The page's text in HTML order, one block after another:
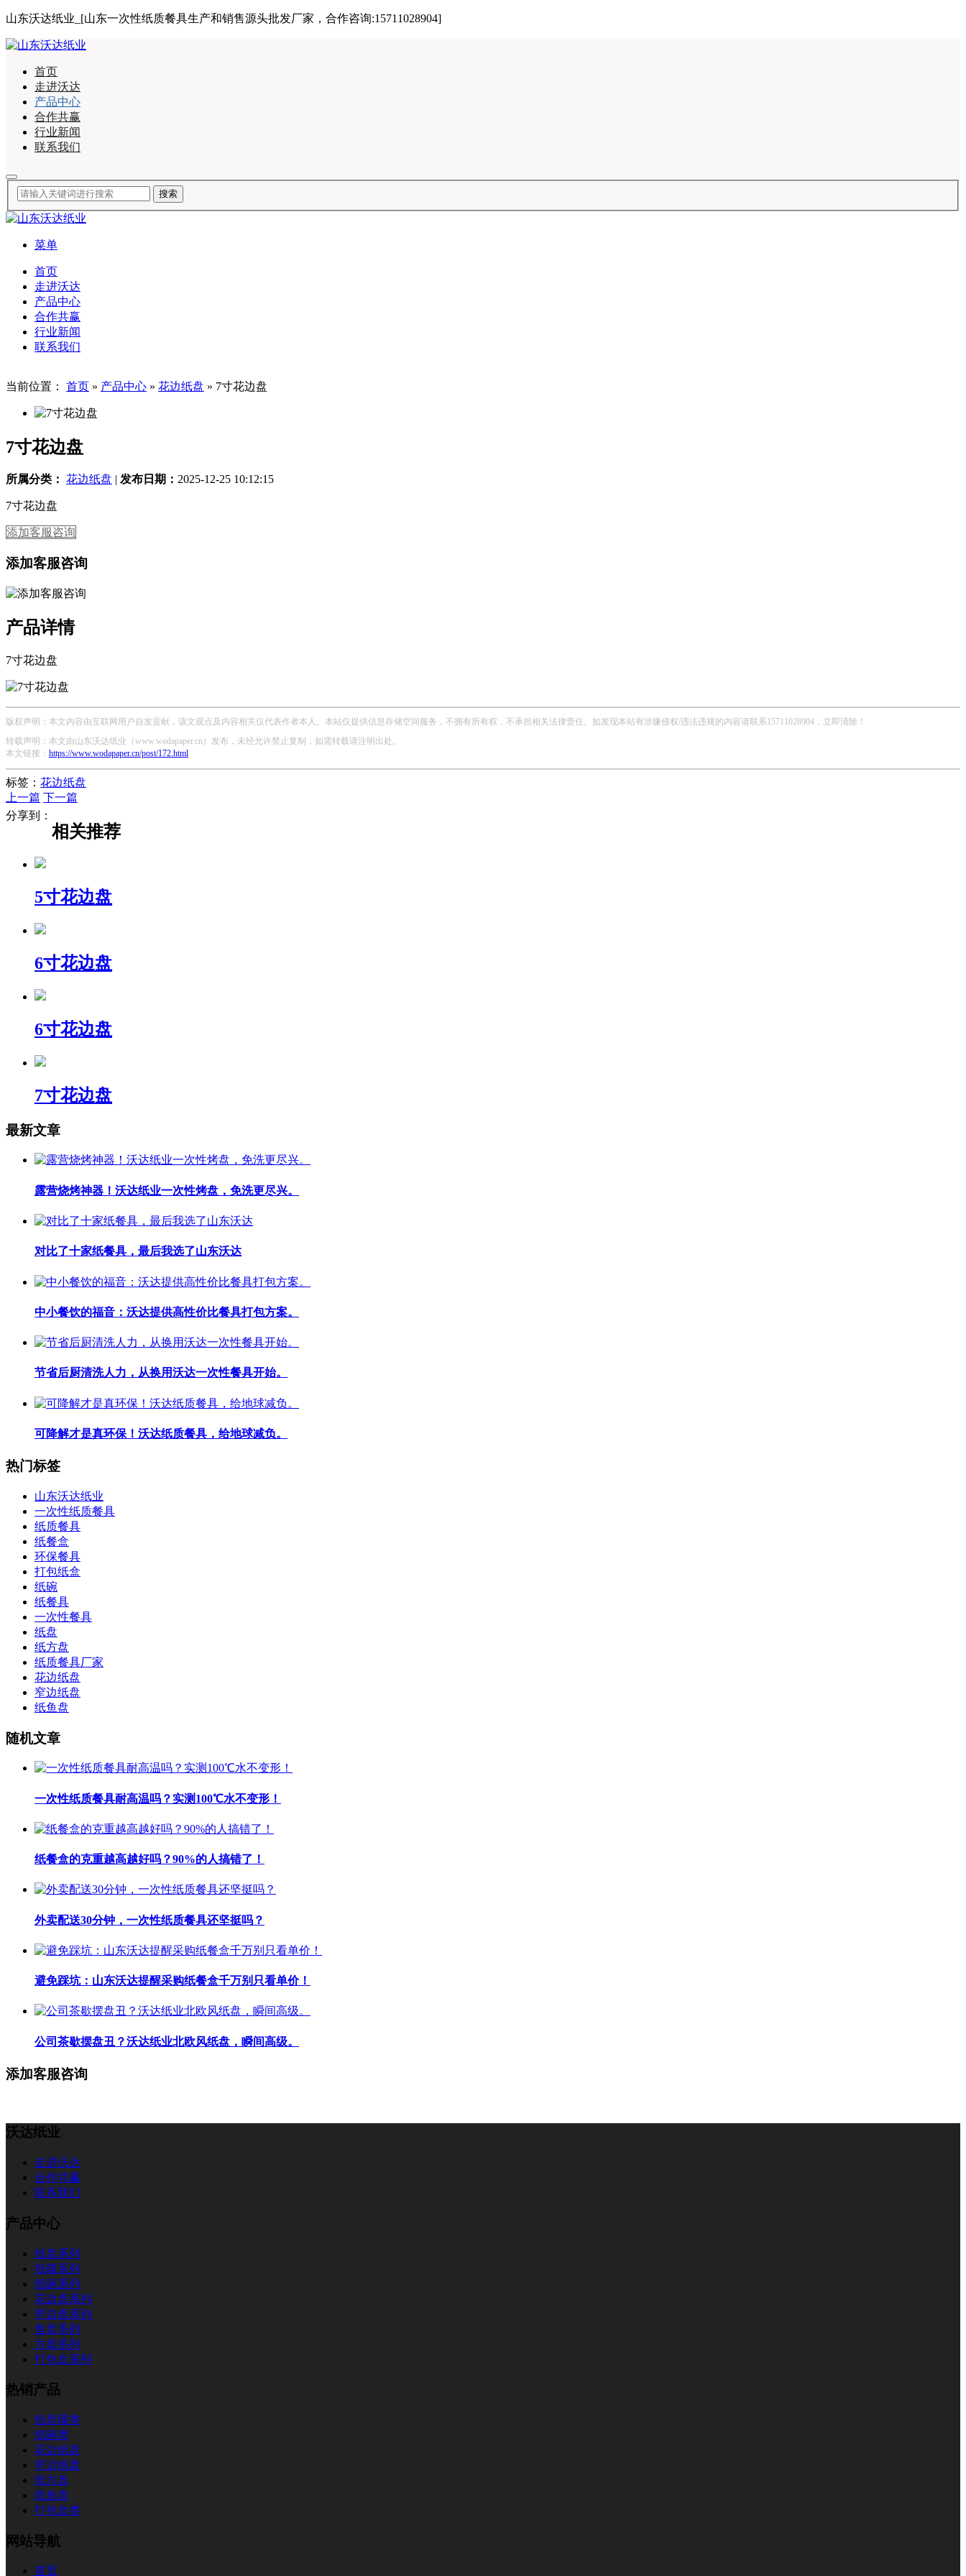
山东沃达纸业_[山东一次性纸质餐具生产和销售源头批发厂家，合作咨询:15711028904]
首页
走进沃达
产品中心
合作共赢
行业新闻
联系我们
菜单
首页
走进沃达
产品中心
合作共赢
行业新闻
联系我们
当前位置： 首页 » 产品中心 » 花边纸盘 » 7寸花边盘
7寸花边盘
所属分类： 花边纸盘 | 发布日期： 2025-12-25 10:12:15
7寸花边盘
添加客服咨询
添加客服咨询
产品详情
7寸花边盘
版权声明：本文内容由互联网用户自发贡献，该文观点及内容相关仅代表作者本人。本站仅提供信息存储空间服务，不拥有所有权，不承担相关法律责任。如发现本站有涉嫌侵权/违法违规的内容请联系15711028904，立即清除！
转载声明：本文由山东沃达纸业（www.wodapaper.cn）发布，未经允许禁止复制，如需转载请注明出处。
本文链接： https://www.wodapaper.cn/post/172.html
标签： 花边纸盘
上一篇 下一篇
分享到：
相关推荐
5寸花边盘
6寸花边盘
6寸花边盘
7寸花边盘
最新文章
露营烧烤神器！沃达纸业一次性烤盘，免洗更尽兴。
对比了十家纸餐具，最后我选了山东沃达
中小餐饮的福音：沃达提供高性价比餐具打包方案。
节省后厨清洗人力，从换用沃达一次性餐具开始。
可降解才是真环保！沃达纸质餐具，给地球减负。
热门标签
山东沃达纸业
一次性纸质餐具
纸质餐具
纸餐盒
环保餐具
打包纸盒
纸碗
纸餐具
一次性餐具
纸盘
纸方盘
纸质餐具厂家
花边纸盘
窄边纸盘
纸鱼盘
随机文章
一次性纸质餐具耐高温吗？实测100℃水不变形！
纸餐盒的克重越高越好吗？90%的人搞错了！
外卖配送30分钟，一次性纸质餐具还坚挺吗？
避免踩坑：山东沃达提醒采购纸餐盒千万别只看单价！
公司茶歇摆盘丑？沃达纸业北欧风纸盘，瞬间高级。
添加客服咨询
沃达纸业
走进沃达
合作共赢
联系我们
产品中心
纸盘系列
纸碟系列
纸碗系列
花边盘系列
窄边盘系列
鱼盘系列
方盘系列
打包盒系列
热销产品
纸盘碟类
纸碗类
花边纸盘
窄边纸盘
纸方盘
纸鱼盘
打包盒类
网站导航
首页